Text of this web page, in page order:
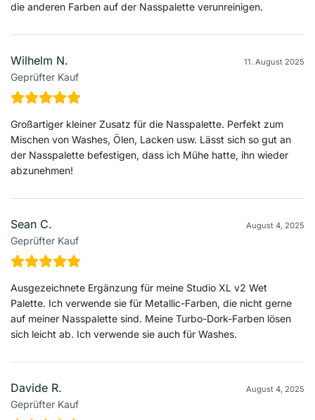
die anderen Farben auf der Nasspalette verunreinigen.
Wilhelm N.
Geprüfter Kauf
11. August 2025
Großartiger kleiner Zusatz für die Nasspalette. Perfekt zum
Mischen von Washes, Ölen, Lacken usw. Lässt sich so gut an
der Nasspalette befestigen, dass ich Mühe hatte, ihn wieder
abzunehmen!
Sean C.
Geprüfter Kauf
August 4, 2025
Ausgezeichnete Ergänzung für meine Studio XL v2 Wet
Palette. Ich verwende sie für Metallic-Farben, die nicht gerne
auf meiner Nasspalette sind. Meine Turbo-Dork-Farben lösen
sich leicht ab. Ich verwende sie auch für Washes.
Davide R.
Geprüfter Kauf
August 4, 2025